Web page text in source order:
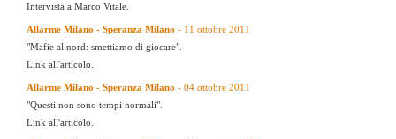
Intervista a Marco Vitale.
Allarme Milano - Speranza Milano - 11 ottobre 2011
"Mafie al nord: smettiamo di giocare".
Link all'articolo.
Allarme Milano - Speranza Milano - 04 ottobre 2011
"Questi non sono tempi normali".
Link all'articolo.